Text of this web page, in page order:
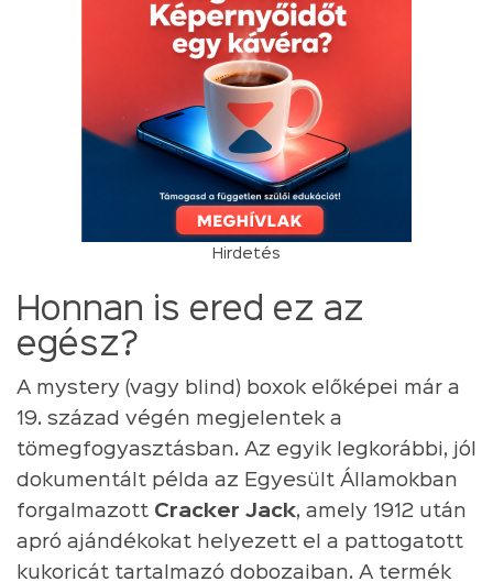
Hirdetés
Honnan is ered ez az
egész?
A mystery (vagy blind) boxok előképei már a
19. század végén megjelentek a
tömegfogyasztásban. Az egyik legkorábbi, jól
dokumentált példa az Egyesült Államokban
forgalmazott Cracker Jack, amely 1912 után
apró ajándékokat helyezett el a pattogatott
kukoricát tartalmazó dobozaiban. A termék